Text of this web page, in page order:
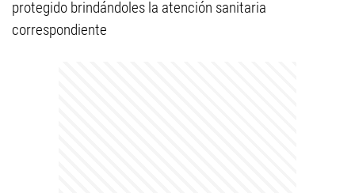
protegido brindándoles la atención sanitaria
correspondiente